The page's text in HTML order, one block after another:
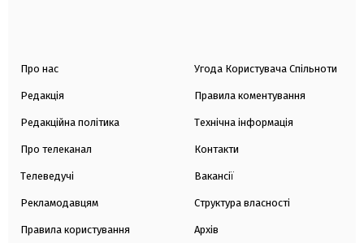
Про нас
Редакція
Редакційна політика
Про телеканал
Телеведучі
Рекламодавцям
Правила користування
Угода Користувача Спільноти
Правила коментування
Технічна інформація
Контакти
Вакансії
Структура власності
Архів